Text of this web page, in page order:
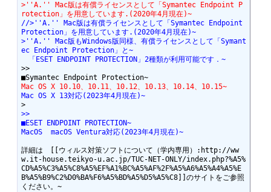
>''A.'' Mac版は有償ライセンスとして「Symantec Endpoint P
rotection」を用意しています.(2020年4月現在)~
//>''A.'' Mac版は有償ライセンスとして「Symantec Endpoint
Protection」を用意しています.(2020年4月現在)~
>''A.'' Mac版もWindows版同様、有償ライセンスとして「Symant
ec Endpoint Protection」と~
「ESET ENDPOINT PROTECTION」2種類が利用可能です．~
>>
■Symantec Endpoint Protection~
Mac OS X 10.10、10.11、10.12、10.13、10.14、10.15~
Mac OS X 13対応(2023年4月現在)~
>
>>
■ESET ENDPOINT PROTECTION~
MacOS  macOS Ventura対応(2023年4月現在)~
詳細は　[[ウィルス対策ソフトについて（学内専用）:http://ww
w.it-house.teikyo-u.ac.jp/TUC-NET-ONLY/index.php?%A5%
CD%A5%C3%A5%C8%A5%EF%A1%BC%A5%AF%2F%A5%A6%A5%A4%A5%E
B%A5%B9%C2%D0%BA%F6%A5%BD%A5%D5%A5%C8]]のサイトをご参照
ください。~